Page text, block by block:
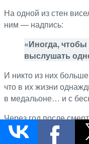
На одной из стен
ним — надпись:
«Иногда,
выслушать
И никто из них
что в их жизни
в медальоне… и с
Через год после
всё оставалось
комнату, берегли